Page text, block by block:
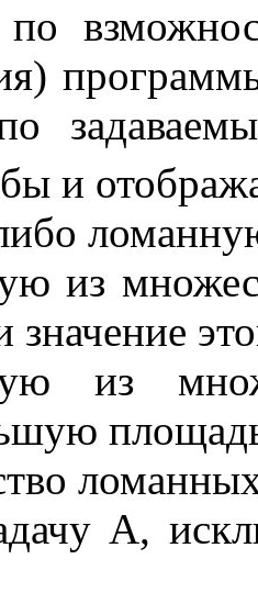
по
и
из
значение
из
А,